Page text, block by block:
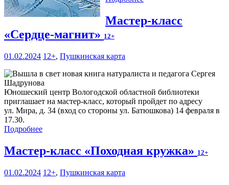
Мастер-класс
«Сердце-магнит» 12+
01.02.2024 12+, Пушкинская карта
Юношеский центр Вологодской областной библиотеки
приглашает на мастер-класс, который пройдет по адресу
ул. Мира, д. 34 (вход со стороны ул. Батюшкова) 14 февраля в
17.30.
Подробнее
Мастер-класс «Походная кружка» 12+
01.02.2024 12+, Пушкинская карта